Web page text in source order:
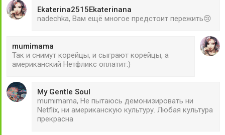
Ekaterina2515Ekaterinana
nadechka, Вам ещё многое предстоит пережить😢
mumimama
Так и снимут корейцы, и сыграют корейцы, а
американский Нетфликс оплатит:)
My Gentle Soul
mumimama, Не пытаюсь демонизировать ни
Netflix, ни американскую культуру. Любая культура
прекрасна